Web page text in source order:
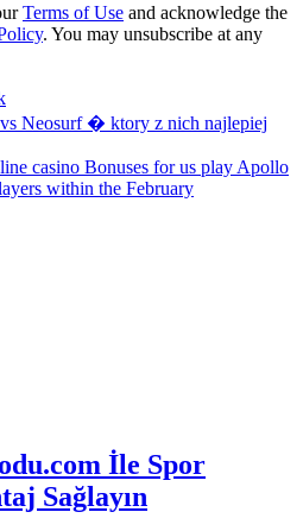
Terms of Use and acknowledge the
. You may unsubscribe at any
vs Neosurf � ktory z nich najlepiej
casino Bonuses for us play Apollo
within the February
İle Spor
Sağlayın